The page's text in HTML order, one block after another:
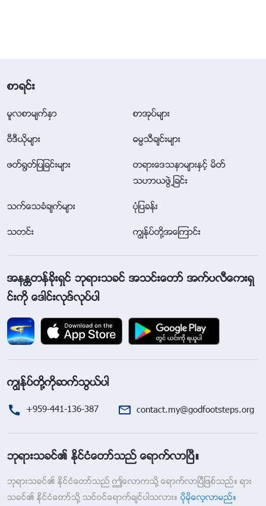
စာရင္း
မူလစာမ်က္ႏွာ စာအုပ္မ်ား
ဗီဒီယိုမ်ား ဓမၼသီခ်င္းမ်ား
ဖတ္႐ြတ္ျပျခင္းမ်ား
တရားေဒသနာမ်ားႏွင့္ မိတ္
သဟာယဖြဲ႕ျခင္း
သက္ေသခံခ်က္မ်ား ပုံျပခန္း
သတင္း ကြၽန္ုပ္တို႔အေၾကာင္း
အနႏၲတန္ခိုးရွင္ ဘုရားသခင္ အသင္းေတာ္ အက္ပလီေကးရွ
င္းကို ေဒါင္းလုဒ္လုပ္ပါ
ကြၽန္ုပ္တို႔ကိုဆက္သြယ္ပါ
+959-441-136-387 contact.my@godfootsteps.org
ဘုရားသခင္၏ ႏိုင္ငံေတာ္သည္ ေရာက္လာၿပီ။
ဘုရားသခင္၏ ႏိုင္ငံေတာ္သည္ ဤေလာကသို႔ ေရာက္လာၿပီျဖစ္သည္။ ရား
သခင္၏ ႏိုင္ငံေတာ္သို႔ သင္ဝင္ေရာက္ခ်င္ပါသလား။ ပိုမိုေလ့လာမည္။